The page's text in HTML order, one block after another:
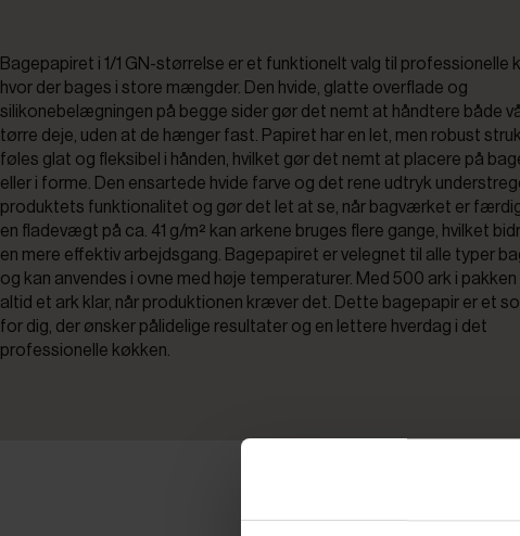
Bagepapiret i 1/1 GN-størrelse er et funktionelt valg til professionelle
hvor der bages i store mængder. Den hvide, glatte overflade og
silikonebelægningen på begge sider gør det nemt at håndtere både
tørre deje, uden at de hænger fast. Papiret har en let, men robust
føles glat og fleksibel i hånden, hvilket gør det nemt at placere på
eller i forme. Den ensartede hvide farve og det rene udtryk
produktets funktionalitet og gør det let at se, når bagværket er
en fladevægt på ca. 41 g/m² kan arkene bruges flere gange, hvilket
en mere effektiv arbejdsgang. Bagepapiret er velegnet til alle typer
og kan anvendes i ovne med høje temperaturer. Med 500 ark i pakken
altid et ark klar, når produktionen kræver det. Dette bagepapir er et
for dig, der ønsker pålidelige resultater og en lettere hverdag i det
professionelle køkken.